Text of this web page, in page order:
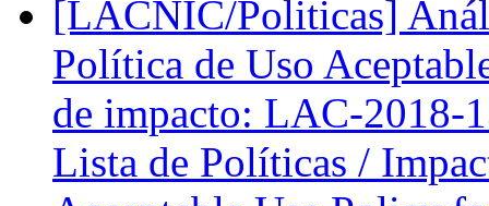
[LACNIC/Politicas]
Política de Uso
de impacto: LAC-2018-
Lista de Políticas /